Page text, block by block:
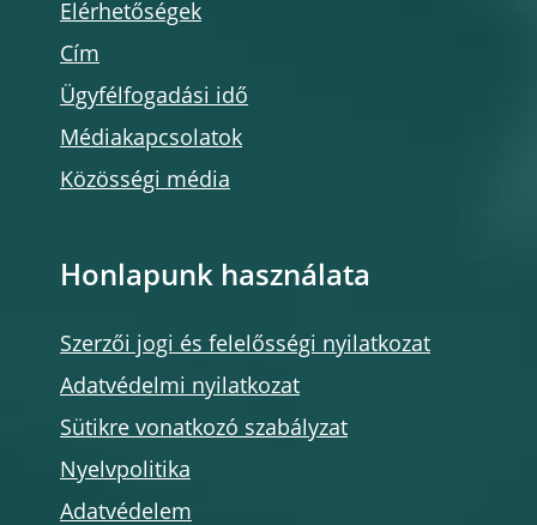
Elérhetőségek
Cím
Ügyfélfogadási idő
Médiakapcsolatok
Közösségi média
Honlapunk használata
Szerzői jogi és felelősségi nyilatkozat
Adatvédelmi nyilatkozat
Sütikre vonatkozó szabályzat
Nyelvpolitika
Adatvédelem